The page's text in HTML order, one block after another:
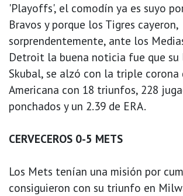
'Playoffs', el comodín ya es suyo
Bravos y porque los Tigres cayeron,
sorprendentemente, ante los
Detroit la buena noticia fue que su
Skubal, se alzó con la triple corona
Americana con 18 triunfos, 228
ponchados y un 2.39 de ERA.
CERVECEROS 0-5 METS
Los Mets tenían una misión por
consiguieron con su triunfo en